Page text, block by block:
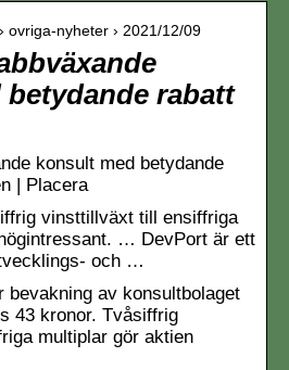
ovriga-nyheter › 2021/12/09
rabatt
konsult med betydande
| Placera
vinsttillväxt till ensiffriga
… DevPort är ett
och …
bevakning av konsultbolaget
43 kronor. Tvåsiffrig
multiplar gör aktien